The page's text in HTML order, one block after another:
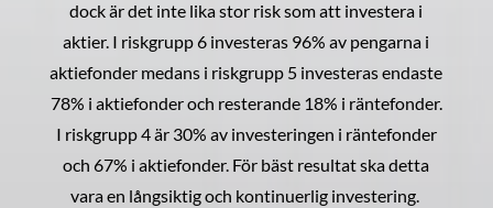
dock är det inte lika stor risk som att investera i
aktier. I riskgrupp 6 investeras 96% av pengarna i
aktiefonder medans i riskgrupp 5 investeras endaste
78% i aktiefonder och resterande 18% i räntefonder.
I riskgrupp 4 är 30% av investeringen i räntefonder
och 67% i aktiefonder. För bäst resultat ska detta
vara en långsiktig och kontinuerlig investering.